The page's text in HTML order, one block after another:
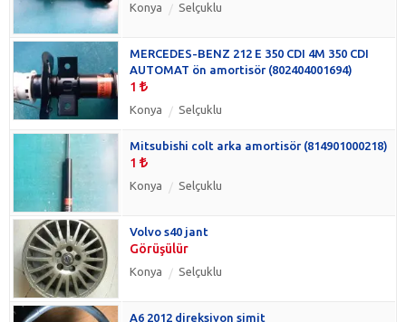
Konya Selçuklu
MERCEDES-BENZ 212 E 350 CDI 4M 350 CDI
AUTOMAT ön amortisör (802404001694)
1
Konya Selçuklu
Mitsubishi colt arka amortisör (814901000218)
1
Konya Selçuklu
Volvo s40 jant
Görüşülür
Konya Selçuklu
A6 2012 direksiyon simit